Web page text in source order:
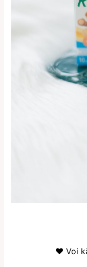
♥ Voi